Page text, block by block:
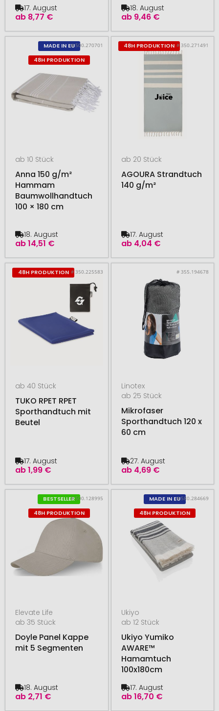
ab 8,77 €
17. August
ab 9,46 €
18. August
MADE IN EU
48H PRODUKTION
# 500.270701
ab 10 Stück
Anna 150 g/m²
Hammam
Baumwollhandtuch
100 × 180 cm
ab14,51 €
18. August
48H PRODUKTION # 350.271491
ab 20 Stück
AGOURA Strandtuch
140 g/m²
ab 4,04 €
17. August
48H PRODUKTION # 350.225583
ab 40 Stück
TUKO RPET RPET
Sporthandtuch mit
Beutel
ab1,99 €
17. August
# 355.194678
Linotex
ab 25 Stück
Mikrofaser
Sporthandtuch 120 x
60 cm
ab 4,69 €
27. August
BESTSELLER
48H PRODUKTION
# 500.128995
Elevate Life
ab 35 Stück
Doyle Panel Kappe
mit 5 Segmenten
ab 2,71 €
18. August
MADE IN EU
48H PRODUKTION
# 580.284669
Ukiyo
ab 12 Stück
Ukiyo Yumiko
AWARE™
Hamamtuch
100x180cm
ab16,70 €
17. August